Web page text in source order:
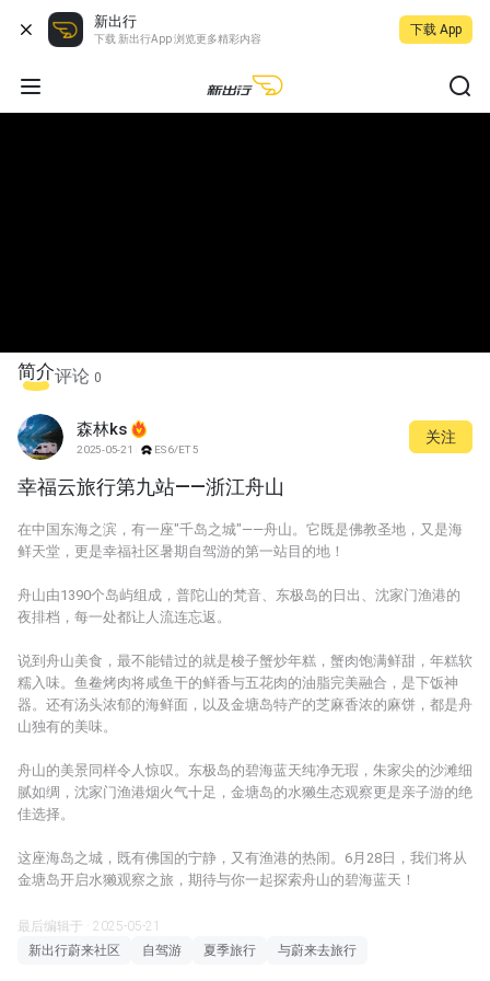
新出行
下载 新出行App 浏览更多精彩内容
下载 App
简介评论 0
森林ks
2025-05-21 ES6/ET5
关注
幸福云旅行第九站——浙江舟山
在中国东海之滨，有一座"千岛之城"——舟山。它既是佛教圣地，又是海
鲜天堂，更是幸福社区暑期自驾游的第一站目的地！
舟山由1390个岛屿组成，普陀山的梵音、东极岛的日出、沈家门渔港的
夜排档，每一处都让人流连忘返。
说到舟山美食，最不能错过的就是梭子蟹炒年糕，蟹肉饱满鲜甜，年糕软
糯入味。鱼鲞烤肉将咸鱼干的鲜香与五花肉的油脂完美融合，是下饭神
器。还有汤头浓郁的海鲜面，以及金塘岛特产的芝麻香浓的麻饼，都是舟
山独有的美味。
舟山的美景同样令人惊叹。东极岛的碧海蓝天纯净无瑕，朱家尖的沙滩细
腻如绸，沈家门渔港烟火气十足，金塘岛的水獭生态观察更是亲子游的绝
佳选择。
这座海岛之城，既有佛国的宁静，又有渔港的热闹。6月28日，我们将从
金塘岛开启水獭观察之旅，期待与你一起探索舟山的碧海蓝天！
最后编辑于 · 2025-05-21
新出行蔚来社区
自驾游 夏季旅行 与蔚来去旅行